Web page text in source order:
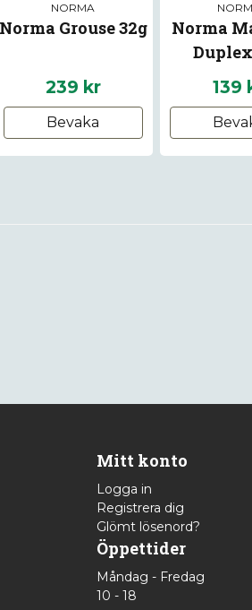
NORMA
Norma Grouse 32g
239 kr
Bevaka
Norma
139
Mitt konto
Logga in
Registrera dig
Glömt lösenord?
Öppettider
Måndag - Fredag
10 - 18